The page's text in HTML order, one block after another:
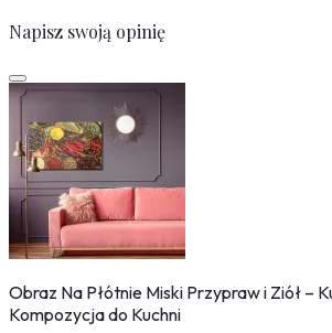
Napisz swoją opinię
Obraz Na Płótnie Miski Przypraw i Ziół –
Kompozycja do Kuchni